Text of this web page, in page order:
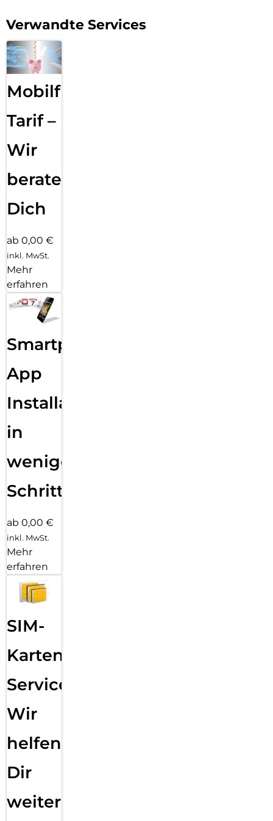
Farbe und die Feinheiten deines Geräts voll zur Geltung zu
bringen.
Verwandte Services
Mobilfunk
Tarif –
Wir
beraten
Dich
ab 0,00 €
inkl. MwSt.
Mehr
erfahren
Smartphone
App
Installation
in
wenigen
Schritten
ab 0,00 €
inkl. MwSt.
Mehr
erfahren
SIM-
Karten
Service:
Wir
helfen
Dir
weiter